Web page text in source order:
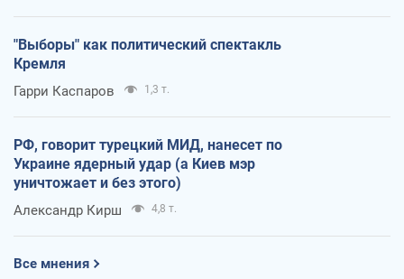
"Выборы" как политический спектакль
Кремля
Гарри Каспаров 1,3 т.
РФ, говорит турецкий МИД, нанесет по
Украине ядерный удар (а Киев мэр
уничтожает и без этого)
Александр Кирш 4,8 т.
Все мнения